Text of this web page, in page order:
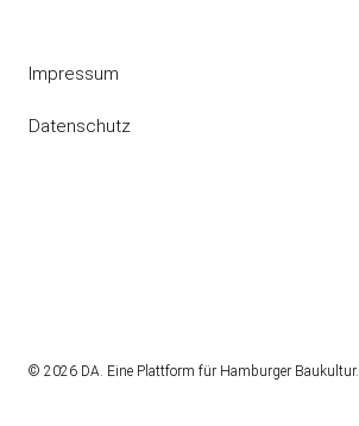
Impressum
Datenschutz
© 2026 DA. Eine Plattform für Hamburger Baukultur.